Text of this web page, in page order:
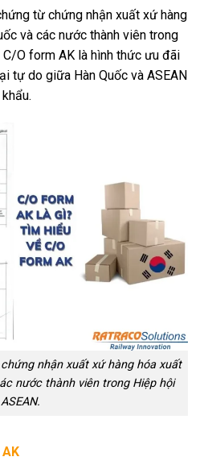
từ chứng nhận xuất xứ hàng
và các nước thành viên trong
C/O form AK là hình thức ưu đãi
tự do giữa Hàn Quốc và ASEAN
nhận xuất xứ hàng hóa xuất
nước thành viên trong Hiệp hội
ASEAN.